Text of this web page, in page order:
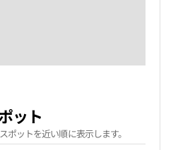
ット
ポットを近い順に表示します。